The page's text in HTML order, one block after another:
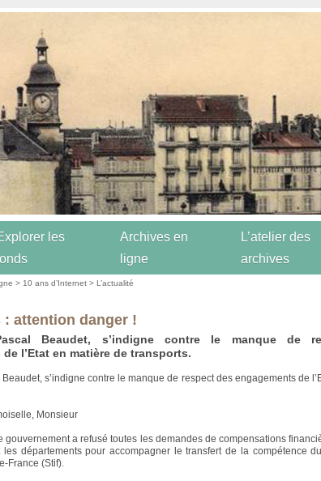
les
Archives en
ligne
L’atelier des
archives
> 10 ans d’Internet >L’actualité
: attention danger !
Beaudet, s’indigne contre le manque de
l’Etat en matière de transports.
s’indigne contre le manque de respect des engagements de
Monsieur
gouvernement a refusé toutes les demandes de compensations
départements pour accompagner le transfert de la compétence
France (Stif).